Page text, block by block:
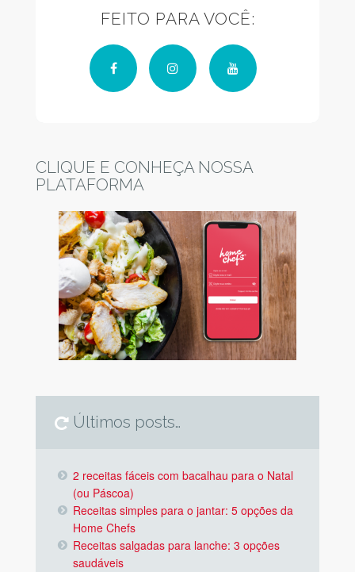
FEITO PARA VOCÊ:
CLIQUE E CONHEÇA NOSSA
PLATAFORMA
Últimos posts…
2 receitas fáceis com bacalhau para o Natal
(ou Páscoa)
Receitas simples para o jantar: 5 opções da
Home Chefs
Receitas salgadas para lanche: 3 opções
saudáveis